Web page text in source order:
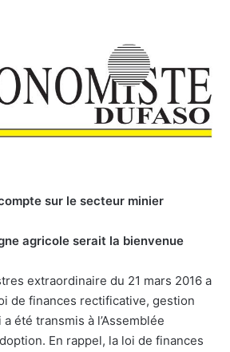
sur le secteur minier
agricole serait la bienvenue
extraordinaire du 21 mars 2016 a
de finances rectificative, gestion
été transmis à l’Assemblée
En rappel, la loi de finances